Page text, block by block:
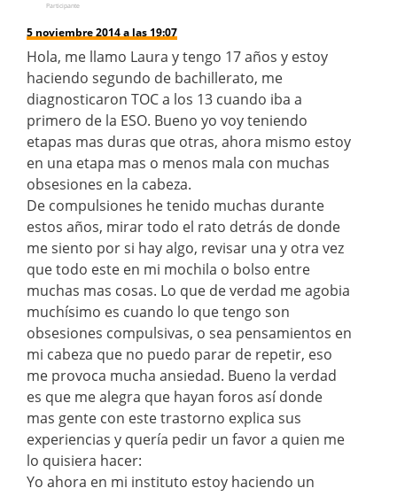
Participante
5 noviembre 2014 a las 19:07
Hola, me llamo Laura y tengo 17 años y estoy
haciendo segundo de bachillerato, me
diagnosticaron TOC a los 13 cuando iba a
primero de la ESO. Bueno yo voy teniendo
etapas mas duras que otras, ahora mismo estoy
en una etapa mas o menos mala con muchas
obsesiones en la cabeza.
De compulsiones he tenido muchas durante
estos años, mirar todo el rato detrás de donde
me siento por si hay algo, revisar una y otra vez
que todo este en mi mochila o bolso entre
muchas mas cosas. Lo que de verdad me agobia
muchísimo es cuando lo que tengo son
obsesiones compulsivas, o sea pensamientos en
mi cabeza que no puedo parar de repetir, eso
me provoca mucha ansiedad. Bueno la verdad
es que me alegra que hayan foros así donde
mas gente con este trastorno explica sus
experiencias y quería pedir un favor a quien me
lo quisiera hacer:
Yo ahora en mi instituto estoy haciendo un